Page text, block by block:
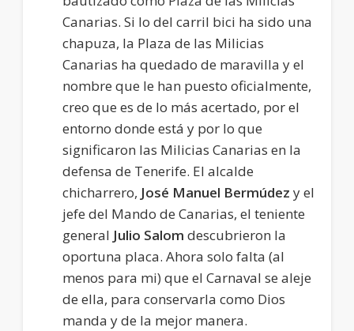
Canarias. Si lo del carril bici ha sido una
chapuza, la Plaza de las Milicias
Canarias ha quedado de maravilla y el
nombre que le han puesto oficialmente,
creo que es de lo más acertado, por el
entorno donde está y por lo que
significaron las Milicias Canarias en la
defensa de Tenerife. El alcalde
chicharrero, José Manuel Bermúdez y el
jefe del Mando de Canarias, el teniente
general Julio Salom descubrieron la
oportuna placa. Ahora solo falta (al
menos para mi) que el Carnaval se aleje
de ella, para conservarla como Dios
manda y de la mejor manera.